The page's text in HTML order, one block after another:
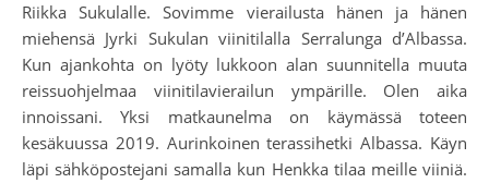
Riikka Sukulalle. Sovimme vierailusta hänen ja hänen
miehensä Jyrki Sukulan viinitilalla Serralunga d’Albassa.
Kun ajankohta on lyöty lukkoon alan suunnitella muuta
reissuohjelmaa viinitilavierailun ympärille. Olen aika
innoissani. Yksi matkaunelma on käymässä toteen
kesäkuussa 2019. Aurinkoinen terassihetki Albassa. Käyn
läpi sähköpostejani samalla kun Henkka tilaa meille viiniä.